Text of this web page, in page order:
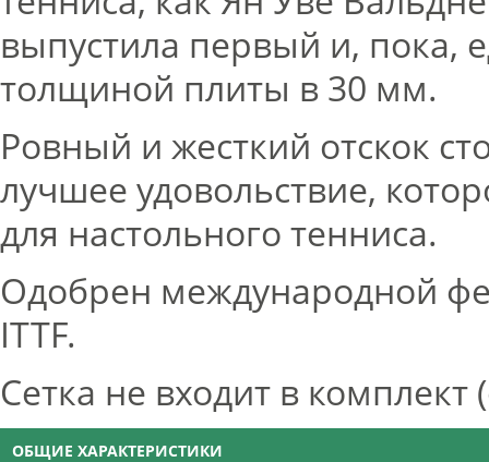
выпустила первый и, пока,
толщиной плиты в 30 мм.
Ровный и жесткий отскок
лучшее удовольствие,
для настольного тенниса.
Одобрен международной
ITTF.
Сетка не входит в комплект
ОБЩИЕ ХАРАКТЕРИСТИКИ